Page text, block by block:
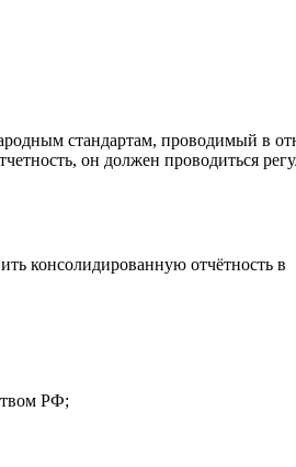
стандартам, проводимый в
он должен проводиться
консолидированную отчётность в
РФ;